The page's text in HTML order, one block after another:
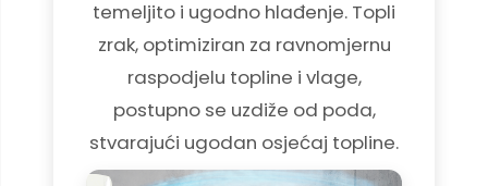
temeljito i ugodno hlađenje. Topli
zrak, optimiziran za ravnomjernu
raspodjelu topline i vlage,
postupno se uzdiže od poda,
stvarajući ugodan osjećaj topline.